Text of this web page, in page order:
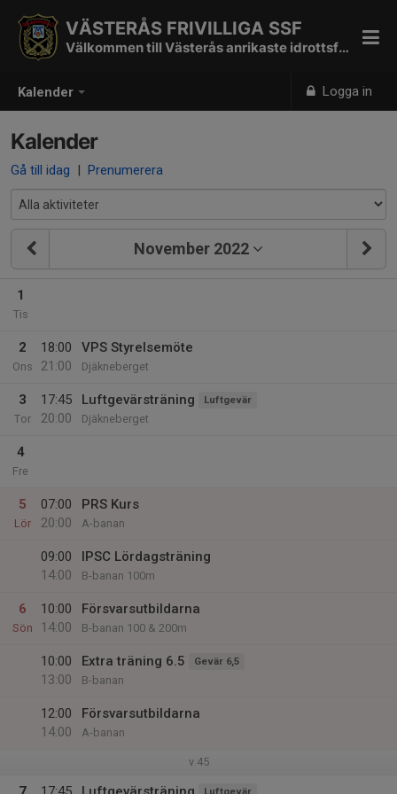
Kalender Logga in
VÄSTERÅS FRIVILLIGA SSF
Välkommen till Västerås anrikaste idrottsförening
Kalender
Gå till idag | Prenumerera
November 2022
1
Tis
2
Ons
18:00
21:00
VPS Styrelsemöte
Djäkneberget
3
Tor
17:45
20:00
Luftgevärsträning Luftgevär
Djäkneberget
4
Fre
5
Lör
07:00
20:00
PRS Kurs
A-banan
09:00
14:00
IPSC Lördagsträning
B-banan 100m
6
Sön
10:00
14:00
Försvarsutbildarna
B-banan 100 & 200m
10:00
13:00
Extra träning 6.5 Gevär 6,5
B-banan
12:00
14:00
Försvarsutbildarna
A-banan
v.45